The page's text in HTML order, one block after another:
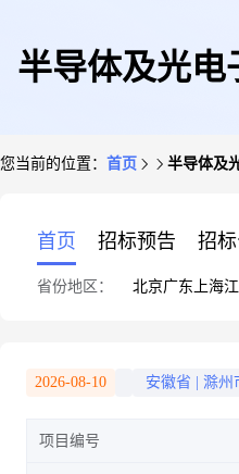
半导体及光电
您当前的位置： 首页 半导体及
首页 招标预告 招
省份地区： 北京广东 上海
2026-08-10 安徽省 滁州
项目编号